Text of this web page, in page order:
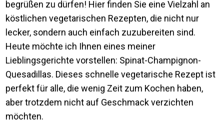
begrüßen zu dürfen! Hier finden Sie eine Vielzahl an
köstlichen vegetarischen Rezepten, die nicht nur
lecker, sondern auch einfach zuzubereiten sind.
Heute möchte ich Ihnen eines meiner
Lieblingsgerichte vorstellen: Spinat-Champignon-
Quesadillas. Dieses schnelle vegetarische Rezept ist
perfekt für alle, die wenig Zeit zum Kochen haben,
aber trotzdem nicht auf Geschmack verzichten
möchten.